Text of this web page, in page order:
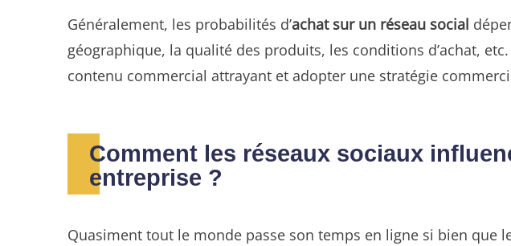
Généralement, les probabilités d’achat sur un réseau social
géographique, la qualité des produits, les conditions d’achat,
contenu commercial attrayant et adopter une stratégie
Comment les réseaux sociaux
entreprise ?
Quasiment tout le monde passe son temps en ligne si bien